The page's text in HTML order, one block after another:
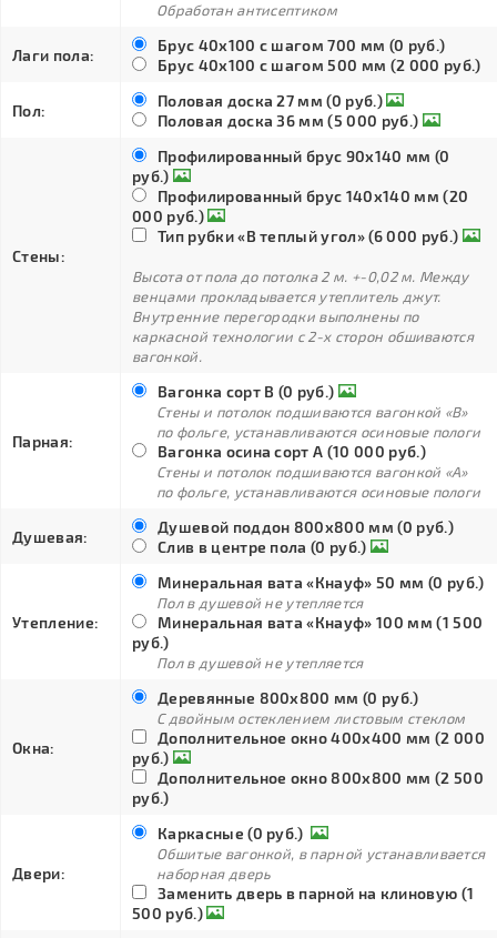
Обработан антисептиком
Лаги пола:
Брус 40х100 с шагом 700 мм (0 руб.)
Брус 40х100 с шагом 500 мм (2 000 руб.)
Пол:
Половая доска 27 мм (0 руб.)
Половая доска 36 мм (5 000 руб.)
Стены:
Профилированный брус 90х140 мм (0
руб.)
Профилированный брус 140х140 мм (20
000 руб.)
Тип рубки «В теплый угол» (6 000 руб.)
Высота от пола до потолка 2 м. +-0,02 м. Между
венцами прокладывается утеплитель джут.
Внутренние перегородки выполнены по
каркасной технологии с 2-х сторон обшиваются
вагонкой.
Парная:
Вагонка сорт В (0 руб.)
Стены и потолок подшиваются вагонкой «В»
по фольге, устанавливаются осиновые пологи
Вагонка осина сорт А (10 000 руб.)
Стены и потолок подшиваются вагонкой «А»
по фольге, устанавливаются осиновые пологи
Душевая:
Душевой поддон 800х800 мм (0 руб.)
Слив в центре пола (0 руб.)
Утепление:
Минеральная вата «Кнауф» 50 мм (0 руб.)
Пол в душевой не утепляется
Минеральная вата «Кнауф» 100 мм (1 500
руб.)
Пол в душевой не утепляется
Окна:
Деревянные 800х800 мм (0 руб.)
С двойным остеклением листовым стеклом
Дополнительное окно 400х400 мм (2 000
руб.)
Дополнительное окно 800х800 мм (2 500
руб.)
Двери:
Каркасные (0 руб.)
Обшитые вагонкой, в парной устанавливается
наборная дверь
Заменить дверь в парной на клиновую (1
500 руб.)